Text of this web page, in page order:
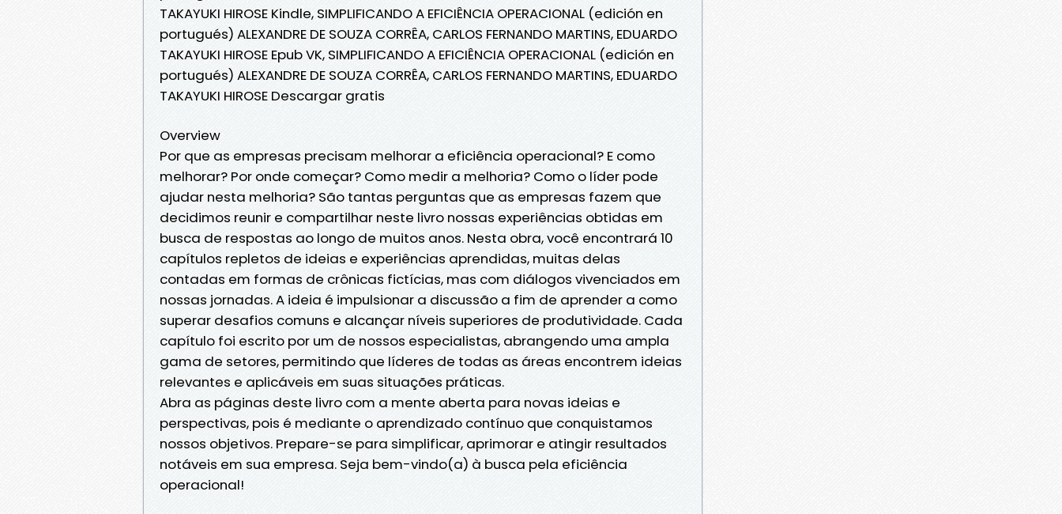
TAKAYUKI HIROSE Kindle, SIMPLIFICANDO A EFICIÊNCIA OPERACIONAL (edición en
portugués) ALEXANDRE DE SOUZA CORRÊA, CARLOS FERNANDO MARTINS, EDUARDO
TAKAYUKI HIROSE Epub VK, SIMPLIFICANDO A EFICIÊNCIA OPERACIONAL (edición en
portugués) ALEXANDRE DE SOUZA CORRÊA, CARLOS FERNANDO MARTINS, EDUARDO
TAKAYUKI HIROSE Descargar gratis
Overview
Por que as empresas precisam melhorar a eficiência operacional? E como
melhorar? Por onde começar? Como medir a melhoria? Como o líder pode
ajudar nesta melhoria? São tantas perguntas que as empresas fazem que
decidimos reunir e compartilhar neste livro nossas experiências obtidas em
busca de respostas ao longo de muitos anos. Nesta obra, você encontrará 10
capítulos repletos de ideias e experiências aprendidas, muitas delas
contadas em formas de crônicas fictícias, mas com diálogos vivenciados em
nossas jornadas. A ideia é impulsionar a discussão a fim de aprender a como
superar desafios comuns e alcançar níveis superiores de produtividade. Cada
capítulo foi escrito por um de nossos especialistas, abrangendo uma ampla
gama de setores, permitindo que líderes de todas as áreas encontrem ideias
relevantes e aplicáveis em suas situações práticas.
Abra as páginas deste livro com a mente aberta para novas ideias e
perspectivas, pois é mediante o aprendizado contínuo que conquistamos
nossos objetivos. Prepare-se para simplificar, aprimorar e atingir resultados
notáveis em sua empresa. Seja bem-vindo(a) à busca pela eficiência
operacional!